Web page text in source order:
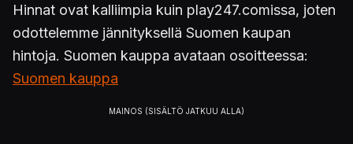
Hinnat ovat kalliimpia kuin play247.comissa, joten
odottelemme jännityksellä Suomen kaupan
hintoja. Suomen kauppa avataan osoitteessa:
Suomen kauppa